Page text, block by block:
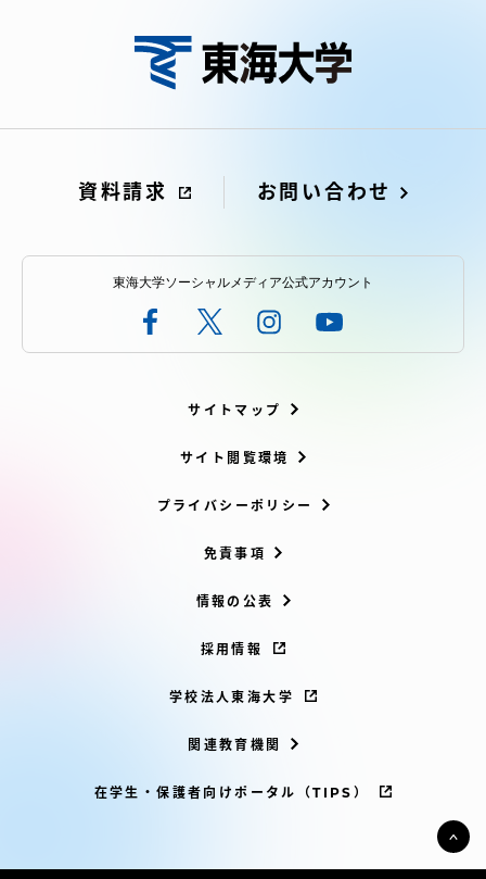
資料請求 お問い合わせ
東海大学ソーシャルメディア公式アカウント
サイトマップ
サイト閲覧環境
プライバシーポリシー
免責事項
情報の公表
採用情報
学校法人東海大学
関連教育機関
在学生・保護者向けポータル（TIPS）